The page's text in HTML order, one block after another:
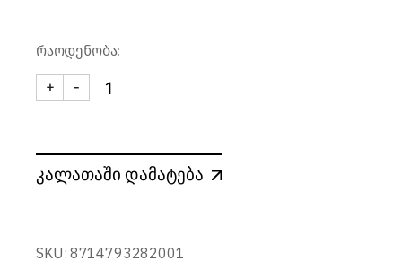
რაოდენობა:
ტკბილეულის / სასუსნავის კონტეინერი 450
-
+
კალათაში დამატება
SKU: 8714793282001